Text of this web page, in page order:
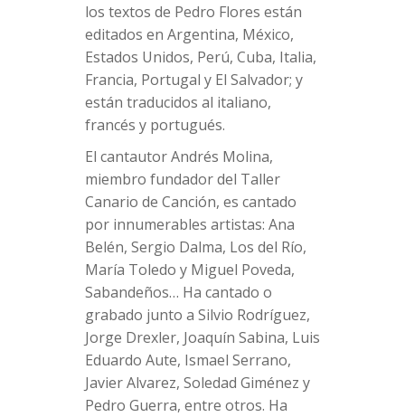
los textos de Pedro Flores están
editados en Argentina, México,
Estados Unidos, Perú, Cuba, Italia,
Francia, Portugal y El Salvador; y
están traducidos al italiano,
francés y portugués.
El cantautor Andrés Molina,
miembro fundador del Taller
Canario de Canción, es cantado
por innumerables artistas: Ana
Belén, Sergio Dalma, Los del Río,
María Toledo y Miguel Poveda,
Sabandeños… Ha cantado o
grabado junto a Silvio Rodríguez,
Jorge Drexler, Joaquín Sabina, Luis
Eduardo Aute, Ismael Serrano,
Javier Alvarez, Soledad Giménez y
Pedro Guerra, entre otros. Ha